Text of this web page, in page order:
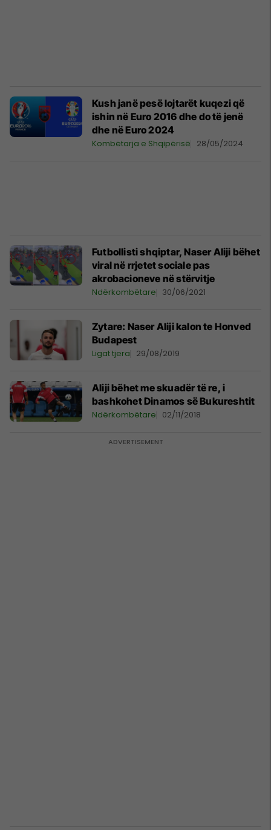
Kush janë pesë lojtarët kuqezi që
ishin në Euro 2016 dhe do të jenë
dhe në Euro 2024
Kombëtarja e Shqipërisë 28/05/2024
Futbollisti shqiptar, Naser Aliji bëhet
viral në rrjetet sociale pas
akrobacioneve në stërvitje
Ndërkombëtare 30/06/2021
Zytare: Naser Aliji kalon te Honved
Budapest
Ligat tjera 29/08/2019
Aliji bëhet me skuadër të re, i
bashkohet Dinamos së Bukureshtit
Ndërkombëtare 02/11/2018